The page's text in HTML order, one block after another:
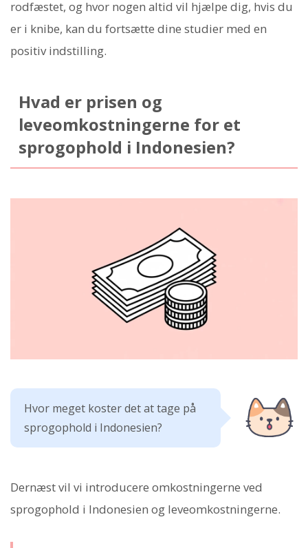
rodfæstet, og hvor nogen altid vil hjælpe dig, hvis du
er i knibe, kan du fortsætte dine studier med en
positiv indstilling.
Hvad er prisen og
leveomkostningerne for et
sprogophold i Indonesien?
Hvor meget koster det at tage på
sprogophold i Indonesien?
Dernæst vil vi introducere omkostningerne ved
sprogophold i Indonesien og leveomkostningerne.